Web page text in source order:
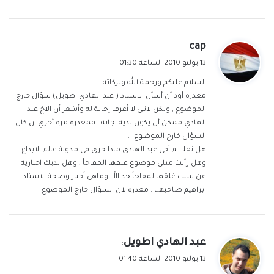
ي
ق
ل
cap
:
13 يوليو 2010 الساعة 01:30
السلام عليكم ورحمة الله وبركاته
معذرة أود أن أسأل الاستاذ ( عبد الهادي اطويل) سؤال خارج
الموضوع , ولكن لانني لا أعرف إجابة له وأشعر أن الاخ عبد
الهادي ممكن أن يكون لديه اجابة . فمعذرة مرة أخري ان كان
السؤال خارج الموضوع ….
هل تعلـــــم أخي عبد الهادي ماذا جري فى مدونة عالم الابداع
وهل رأيت مثلى موضوع غلقها المفاجأ , وهل لديك اخبارية
عن سبب غلقهاالمفاجأ جدااااً . وماهي أخبار وصحة الاستاذ
ابراهيم صاحبهــا . معذرة لان السؤال خارج الموضوع ..
ي
ق
عبد الهادي اطويل:
13 يوليو 2010 الساعة 01:40